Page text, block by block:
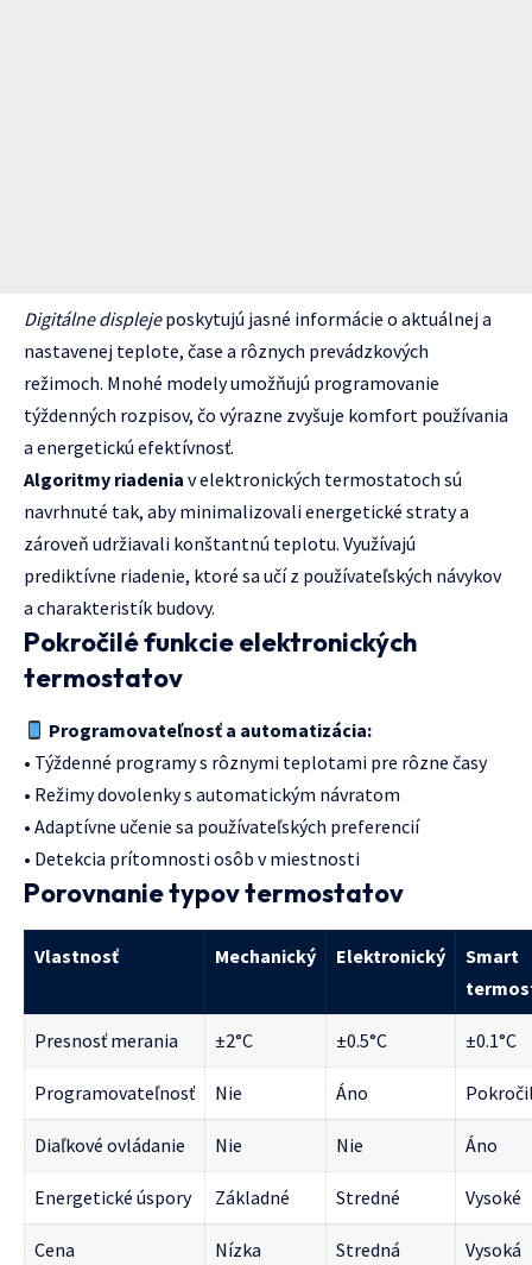
Digitálne displejeposkytujú jasné informácie o aktuálnej a
nastavenej teplote, čase a rôznych prevádzkových
režimoch. Mnohé modely umožňujú programovanie
týždenných rozpisov, čo výrazne zvyšuje komfort používania
a energetickú efektívnosť.
Algoritmy riadenia v elektronických termostatoch sú
navrhnuté tak, aby minimalizovali energetické straty a
zároveň udržiavali konštantnú teplotu. Využívajú
prediktívne riadenie, ktoré sa učí z používateľských návykov
a charakteristík budovy.
Pokročilé funkcie elektronických
termostatov
Programovateľnosť a automatizácia:
• Týždenné programy s rôznymi teplotami pre rôzne časy
• Režimy dovolenky s automatickým návratom
• Adaptívne učenie sa používateľských preferencií
• Detekcia prítomnosti osôb v miestnosti
Porovnanie typov termostatov
Vlastnosť Mechanický Elektronický
Smart
Presnosť merania ±2°C ±0.5°C ±0.1°C
Programovateľnosť Nie Áno
Diaľkové ovládanie Nie Nie Áno
Energetické úspory Základné Stredné Vysoké
Cena Nízka Stredná Vysoká